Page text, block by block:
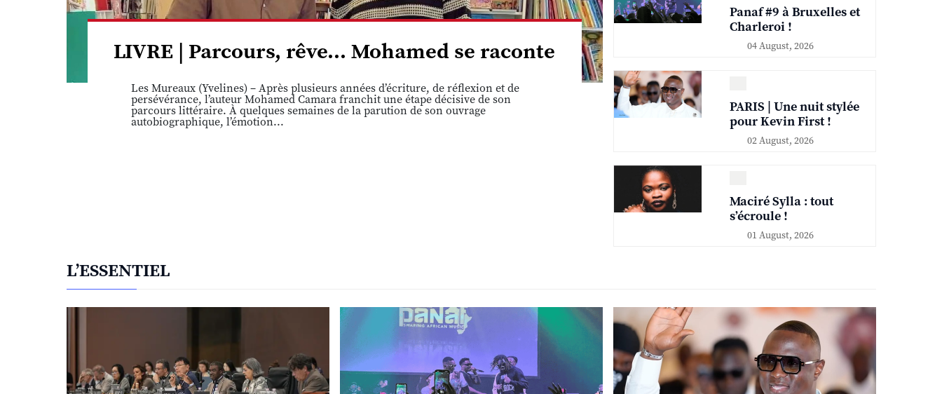
LIVRE | Parcours, rêve... Mohamed se raconte
Les Mureaux (Yvelines) – Après plusieurs années d’écriture, de réflexion et de
persévérance, l’auteur Mohamed Camara franchit une étape décisive de son
parcours littéraire. À quelques semaines de la parution de son ouvrage
autobiographique, l’émotion...
Panaf #9 à Bruxelles et
Charleroi !
04 August, 2026
PARIS | Une nuit stylée
pour Kevin First !
02 August, 2026
Maciré Sylla : tout
s’écroule !
01 August, 2026
L’ESSENTIEL